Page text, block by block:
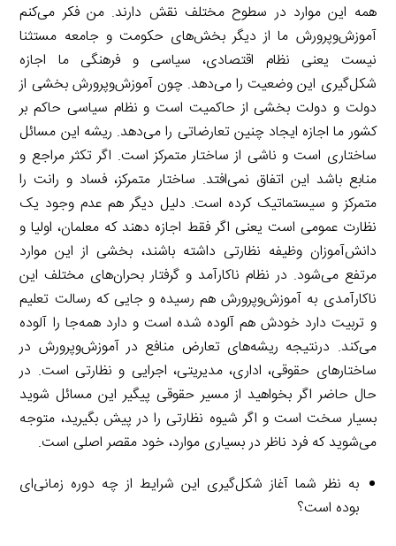
همه این موارد در سطوح مختلف نقش دارند. من فکر می‌کنم
آموزش‌وپرورش ما از دیگر بخش‌های حکومت و جامعه مستثنا
نیست یعنی نظام اقتصادی، سیاسی و فرهنگی ما اجازه
شکل‌گیری این وضعیت را می‌دهد. چون آموزش‌وپرورش بخشی از
دولت و دولت بخشی از حاکمیت است و نظام سیاسی حاکم بر
کشور ما اجازه ایجاد چنین تعارضاتی را می‌دهد. ریشه این مسائل
ساختاری است و ناشی از ساختار متمرکز است. اگر تکثر مراجع و
منابع باشد این اتفاق نمی‌افتد. ساختار متمرکز، فساد و رانت را
متمرکز و سیستماتیک کرده است. دلیل دیگر هم عدم وجود یک
نظارت عمومی است یعنی اگر فقط اجازه دهند که معلمان، اولیا و
دانش‌آموزان وظیفه نظارتی داشته باشند، بخشی از این موارد
مرتفع می‌شود. در نظام ناکارآمد و گرفتار بحران‌های مختلف این
ناکارآمدی به آموزش‌وپرورش هم رسیده و جایی که رسالت تعلیم
و تربیت دارد خودش هم آلوده شده است و دارد همه‌جا را آلوده
می‌کند. درنتیجه ریشه‌های تعارض منافع در آموزش‌وپرورش در
ساختارهای حقوقی، اداری، مدیریتی، اجرایی و نظارتی است. در
حال حاضر اگر بخواهید از مسیر حقوقی پیگیر این مسائل شوید
بسیار سخت است و اگر شیوه نظارتی را در پیش بگیرید، متوجه
می‌شوید که فرد ناظر در بسیاری موارد، خود مقصر اصلی است.
به نظر شما آغاز شکل‌گیری این شرایط از چه دوره زمانی‌ای
بوده است؟